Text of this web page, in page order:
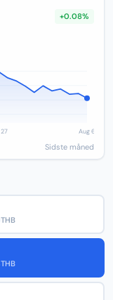
+0.08%
Sidste måned
THB
THB